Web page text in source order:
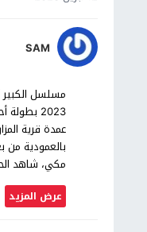
SAM
2023
عمدة قرية
بالعمودية من
مكي، شاهد الحلقة 21 من مسلسل الكبير أوي المصري بجودة عالية حصرياً
عرض المزيد